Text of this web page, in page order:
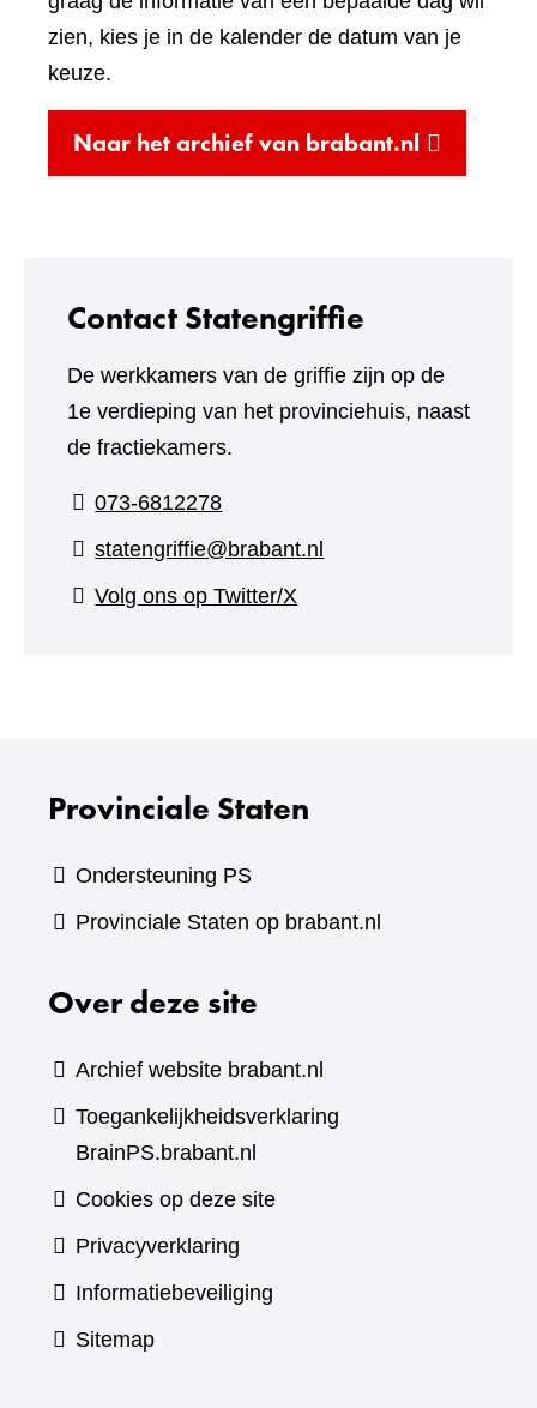
zien, kies je in de kalender de datum van je
keuze.
Naar het archief van brabant.nl (verwijst
naar
Contact Statengriffie
De werkkamers van de griffie zijn op de
1e verdieping van het provinciehuis, naast
de fractiekamers.
073-6812278
statengriffie@brabant.nl
Volg ons op Twitter/X
Provinciale Staten
Ondersteuning PS
Provinciale Staten op brabant.nl
Over deze site
Archief website brabant.nl
Toegankelijkheidsverklaring
BrainPS.brabant.nl
Cookies op deze site
Privacyverklaring
Informatiebeveiliging
Sitemap